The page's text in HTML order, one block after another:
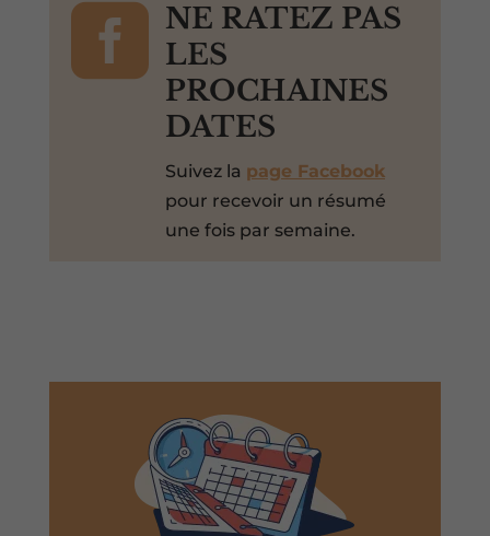

NE RATEZ PAS
LES
PROCHAINES
DATES
Suivez la page Facebook
pour recevoir un résumé
une fois par semaine.